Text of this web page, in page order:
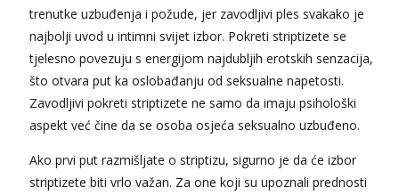
trenutke uzbuđenja i požude, jer zavodljivi ples svakako je
najbolji uvod u intimni svijet izbor. Pokreti striptizete se
tjelesno povezuju s energijom najdubljih erotskih senzacija,
što otvara put ka oslobađanju od seksualne napetosti.
Zavodljivi pokreti striptizete ne samo da imaju psihološki
aspekt već čine da se osoba osjeća seksualno uzbuđeno.
Ako prvi put razmišljate o striptizu, sigurno je da će izbor
striptizete biti vrlo važan. Za one koji su upoznali prednosti